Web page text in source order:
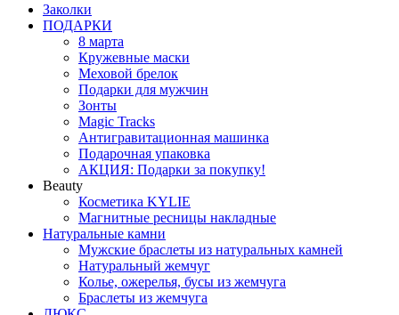
Заколки
ПОДАРКИ
8 марта
Кружевные маски
Меховой брелок
Подарки для мужчин
Зонты
Magic Tracks
Антигравитационная машинка
Подарочная упаковка
АКЦИЯ: Подарки за покупку!
Beauty
Косметика KYLIE
Магнитные ресницы накладные
Натуральные камни
Мужские браслеты из натуральных камней
Натуральный жемчуг
Колье, ожерелья, бусы из жемчуга
Браслеты из жемчуга